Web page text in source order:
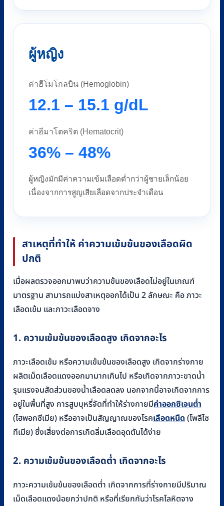
ผู้หญิง
ค่าฮีโมโกลบิน (Hemoglobin)
12.1 – 15.1 g/dL
ค่าฮีมาโตคริต (Hematocrit)
36% – 48%
ผู้หญิงมักมีค่าความเข้มเลือดต่ำกว่าผู้ชายเล็กน้อย
เนื่องจากการสูญเสียเลือดจากประจำเดือน
สาเหตุที่ทำให้ ค่าความเข้มข้นของเลือดผิด
ปกติ
เมื่อผลตรวจออกมาพบว่าความข้นของเลือดไม่อยู่ในเกณฑ์
มาตรฐาน สามารถแบ่งสาเหตุออกได้เป็น 2 ลักษณะ คือ ภาวะ
เลือดเข้ม และภาวะเลือดจาง
1. ความเข้มข้นของเลือดสูง เกิดจากอะไร
ภาวะเลือดเข้ม หรือความเข้มข้นของเลือดสูง เกิดจากร่างกาย
ผลิตเม็ดเลือดแดงออกมามากเกินไป หรือเกิดจากภาวะขาดน้ำ
รุนแรงจนสัดส่วนของน้ำเลือดลดลง นอกจากนี้อาจเกิดจากการ
อยู่ในพื้นที่สูง การสูบบุหรี่จัดที่ทำให้ร่างกายมีค่าออกซิเจนต่ำ
(ไฮพอกซีเมีย) หรืออาจเป็นสัญญาณของโรคเลือดหนืด(โพลีไซ
ทีเมีย) ซึ่งเสี่ยงต่อการเกิดลิ่มเลือดอุดตันได้ง่าย
2. ความเข้มข้นของเลือดต่ำ เกิดจากอะไร
ภาวะความเข้มข้นของเลือดต่ำ เกิดจากการที่ร่างกายมีปริมาณ
เม็ดเลือดแดงน้อยกว่าปกติ หรือที่เรียกกันว่าโรคโลหิตจาง